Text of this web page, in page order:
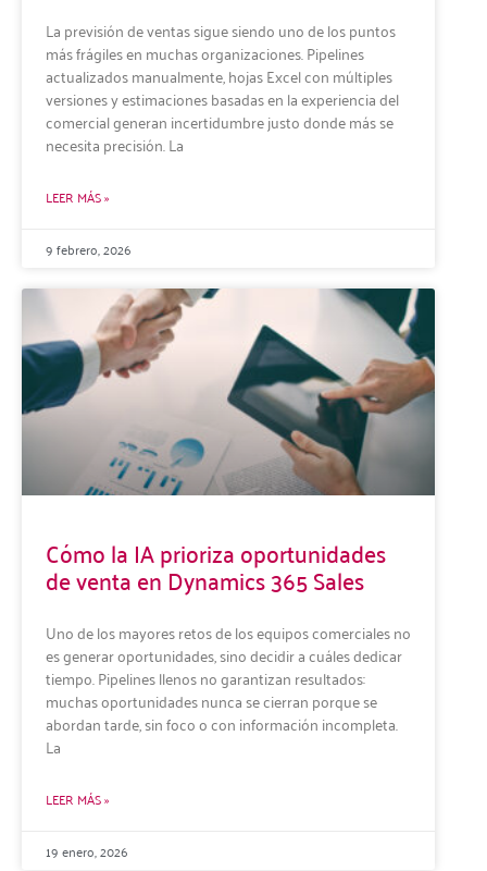
La previsión de ventas sigue siendo uno de los puntos
más frágiles en muchas organizaciones. Pipelines
actualizados manualmente, hojas Excel con múltiples
versiones y estimaciones basadas en la experiencia del
comercial generan incertidumbre justo donde más se
necesita precisión. La
LEER MÁS »
9 febrero, 2026
Cómo la IA prioriza oportunidades
de venta en Dynamics 365 Sales
Uno de los mayores retos de los equipos comerciales no
es generar oportunidades, sino decidir a cuáles dedicar
tiempo. Pipelines llenos no garantizan resultados:
muchas oportunidades nunca se cierran porque se
abordan tarde, sin foco o con información incompleta.
La
LEER MÁS »
19 enero, 2026